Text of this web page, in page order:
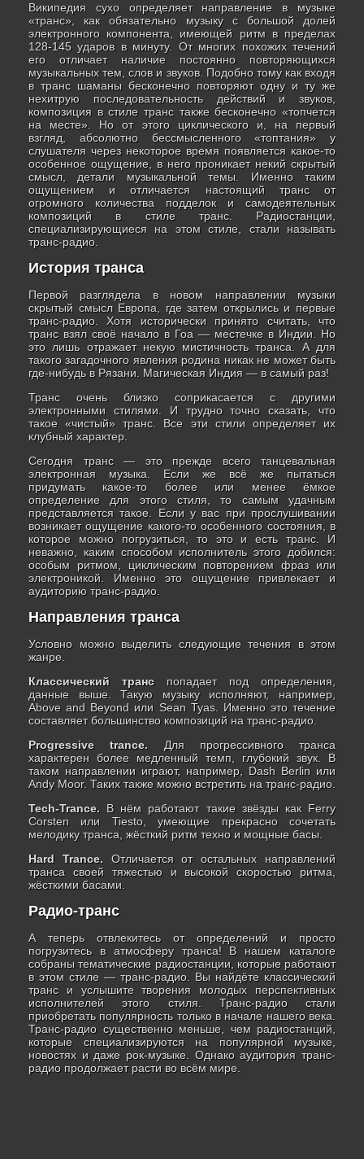
Википедия сухо определяет направление в музыке
«транс», как обязательно музыку с большой долей
электронного компонента, имеющей ритм в пределах
128-145 ударов в минуту. От многих похожих течений
его отличает наличие постоянно повторяющихся
музыкальных тем, слов и звуков. Подобно тому как входя
в транс шаманы бесконечно повторяют одну и ту же
нехитрую последовательность действий и звуков,
композиция в стиле транс также бесконечно «топчется
на месте». Но от этого циклического и, на первый
взгляд, абсолютно бессмысленного «топтания» у
слушателя через некоторое время появляется какое-то
особенное ощущение, в него проникает некий скрытый
смысл, детали музыкальной темы. Именно таким
ощущением и отличается настоящий транс от
огромного количества подделок и самодеятельных
композиций в стиле транс. Радиостанции,
специализирующиеся на этом стиле, стали называть
транс-радио.
История транса
Первой разглядела в новом направлении музыки
скрытый смысл Европа, где затем открылись и первые
транс-радио. Хотя исторически принято считать, что
транс взял своё начало в Гоа — местечке в Индии. Но
это лишь отражает некую мистичность транса. А для
такого загадочного явления родина никак не может быть
где-нибудь в Рязани. Магическая Индия — в самый раз!
Транс очень близко соприкасается с другими
электронными стилями. И трудно точно сказать, что
такое «чистый» транс. Все эти стили определяет их
клубный характер.
Сегодня транс — это прежде всего танцевальная
электронная музыка. Если же всё же пытаться
придумать какое-то более или менее ёмкое
определение для этого стиля, то самым удачным
представляется такое. Если у вас при прослушивании
возникает ощущение какого-то особенного состояния, в
которое можно погрузиться, то это и есть транс. И
неважно, каким способом исполнитель этого добился:
особым ритмом, циклическим повторением фраз или
электроникой. Именно это ощущение привлекает и
аудиторию транс-радио.
Направления транса
Условно можно выделить следующие течения в этом
жанре.
Классический транс попадает под определения,
данные выше. Такую музыку исполняют, например,
Above and Beyond или Sean Tyas. Именно это течение
составляет большинство композиций на транс-радио.
Progressive trance. Для прогрессивного транса
характерен более медленный темп, глубокий звук. В
таком направлении играют, например, Dash Berlin или
Andy Moor. Таких также можно встретить на транс-радио.
Tech-Trance. В нём работают такие звёзды как Ferry
Corsten или Tiesto, умеющие прекрасно сочетать
мелодику транса, жёсткий ритм техно и мощные басы.
Hard Trance. Отличается от остальных направлений
транса своей тяжестью и высокой скоростью ритма,
жёсткими басами.
Радио-транс
А теперь отвлекитесь от определений и просто
погрузитесь в атмосферу транса! В нашем каталоге
собраны тематические радиостанции, которые работают
в этом стиле — транс-радио. Вы найдёте классический
транс и услышите творения молодых перспективных
исполнителей этого стиля. Транс-радио стали
приобретать популярность только в начале нашего века.
Транс-радио существенно меньше, чем радиостанций,
которые специализируются на популярной музыке,
новостях и даже рок-музыке. Однако аудитория транс-
радио продолжает расти во всём мире.